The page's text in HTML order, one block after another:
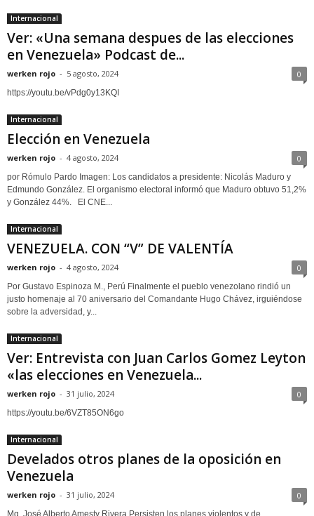
Internacional
Ver: «Una semana despues de las elecciones
en Venezuela» Podcast de...
werken rojo - 5 agosto, 2024 0
https://youtu.be/vPdg0y13KQI
Internacional
Elección en Venezuela
werken rojo - 4 agosto, 2024 0
por Rómulo Pardo Imagen: Los candidatos a presidente: Nicolás Maduro y
Edmundo González. El organismo electoral informó que Maduro obtuvo 51,2%
y González 44%. El CNE...
Internacional
VENEZUELA. CON “V” DE VALENTÍA
werken rojo - 4 agosto, 2024 0
Por Gustavo Espinoza M., Perú Finalmente el pueblo venezolano rindió un
justo homenaje al 70 aniversario del Comandante Hugo Chávez, irguiéndose
sobre la adversidad, y...
Internacional
Ver: Entrevista con Juan Carlos Gomez Leyton
«las elecciones en Venezuela...
werken rojo - 31 julio, 2024 0
https://youtu.be/6VZT85ON6go
Internacional
Develados otros planes de la oposición en
Venezuela
werken rojo - 31 julio, 2024 0
Mg. José Alberto Amesty Rivera Persisten los planes violentos y de